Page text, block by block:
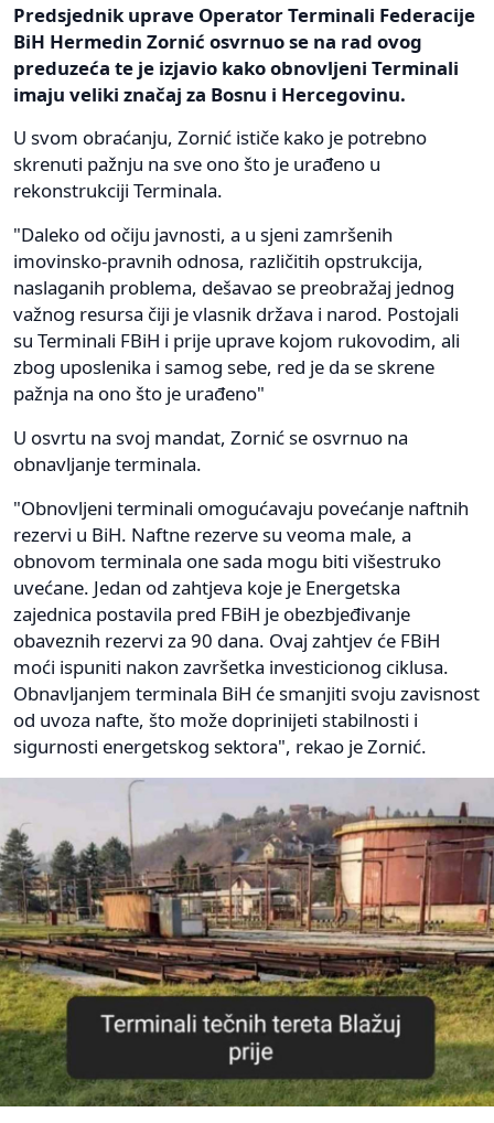
Predsjednik uprave Operator Terminali Federacije
BiH Hermedin Zornić osvrnuo se na rad ovog
preduzeća te je izjavio kako obnovljeni Terminali
imaju veliki značaj za Bosnu i Hercegovinu.
U svom obraćanju, Zornić ističe kako je potrebno
skrenuti pažnju na sve ono što je urađeno u
rekonstrukciji Terminala.
"Daleko od očiju javnosti, a u sjeni zamršenih
imovinsko-pravnih odnosa, različitih opstrukcija,
naslaganih problema, dešavao se preobražaj jednog
važnog resursa čiji je vlasnik država i narod. Postojali
su Terminali FBiH i prije uprave kojom rukovodim, ali
zbog uposlenika i samog sebe, red je da se skrene
pažnja na ono što je urađeno"
U osvrtu na svoj mandat, Zornić se osvrnuo na
obnavljanje terminala.
"Obnovljeni terminali omogućavaju povećanje naftnih
rezervi u BiH. Naftne rezerve su veoma male, a
obnovom terminala one sada mogu biti višestruko
uvećane. Jedan od zahtjeva koje je Energetska
zajednica postavila pred FBiH je obezbjeđivanje
obaveznih rezervi za 90 dana. Ovaj zahtjev će FBiH
moći ispuniti nakon završetka investicionog ciklusa.
Obnavljanjem terminala BiH će smanjiti svoju zavisnost
od uvoza nafte, što može doprinijeti stabilnosti i
sigurnosti energetskog sektora", rekao je Zornić.